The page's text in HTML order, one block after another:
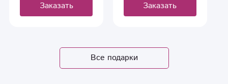
Заказать Заказать
Все подарки